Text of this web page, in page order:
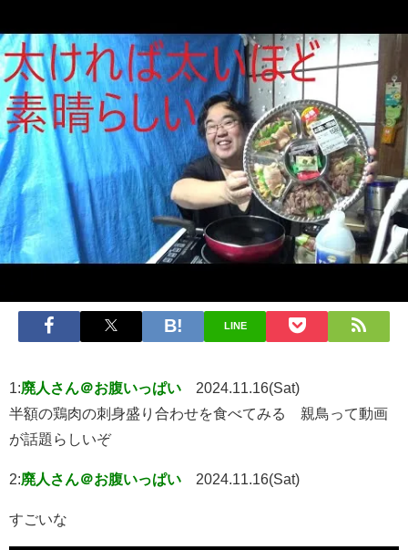
LINE
1:廃人さん＠お腹いっぱい
2024.11.16(Sat)
半額の鶏肉の刺身盛り合わせを食べてみる 親鳥って動画
が話題らしいぞ
2:廃人さん＠お腹いっぱい 2024.11.16(Sat)
すごいな